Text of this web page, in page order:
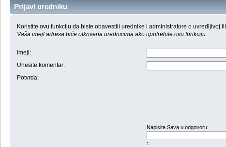
Prijavi uredniku
Koristite ovu funkciju da biste obavestili urednike i administratore o uvredljivoj
Vaša imejl adresa biće otkrivena urednicima ako upotrebite ovu funkciju.
Imejl :
Unesite komentar:
Potvrda:
Napisite Sava u odgovoru:
: